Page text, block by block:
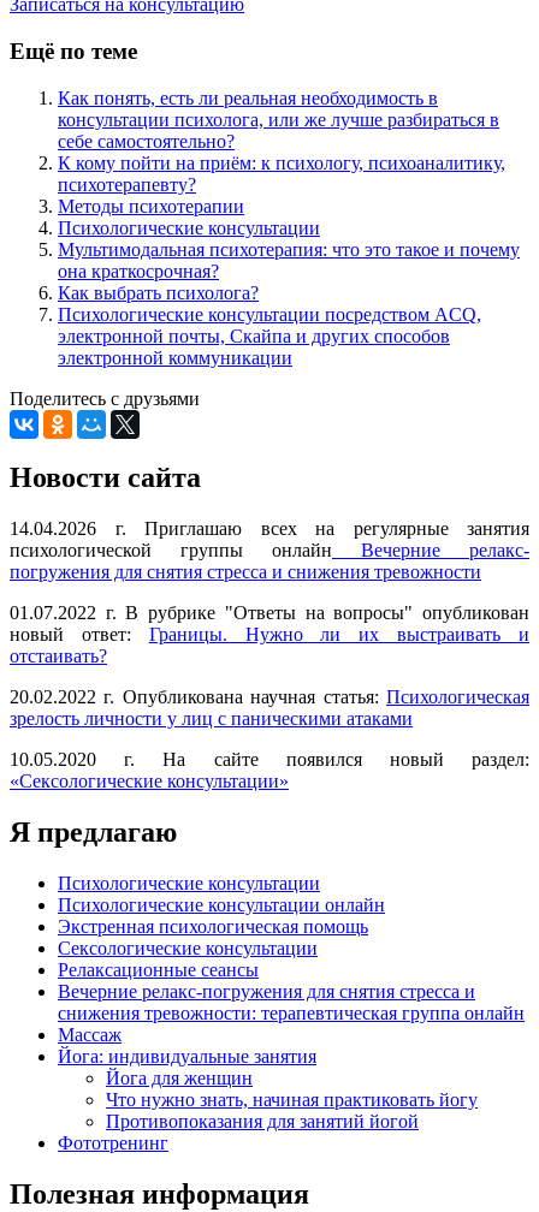
Записаться на консультацию
Ещё по теме
Как понять, есть ли реальная необходимость в
консультации психолога, или же лучше разбираться в
себе самостоятельно?
К кому пойти на приём: к психологу, психоаналитику,
психотерапевту?
Методы психотерапии
Психологические консультации
Мультимодальная психотерапия: что это такое и почему
она краткосрочная?
Как выбрать психолога?
Психологические консультации посредством ACQ,
электронной почты, Скайпа и других способов
электронной коммуникации
Поделитесь с друзьями
Новости сайта
14.04.2026 г. Приглашаю всех на регулярные занятия
психологической группы онлайн Вечерние релакс-
погружения для снятия стресса и снижения тревожности
01.07.2022 г. В рубрике "Ответы на вопросы" опубликован
новый ответ: Границы. Нужно ли их выстраивать и
отстаивать?
20.02.2022 г. Опубликована научная статья: Психологическая
зрелость личности у лиц с паническими атаками
10.05.2020 г. На сайте появился новый раздел:
«Сексологические консультации»
Я предлагаю
Психологические консультации
Психологические консультации онлайн
Экстренная психологическая помощь
Сексологические консультации
Релаксационные сеансы
Вечерние релакс-погружения для снятия стресса и
снижения тревожности: терапевтическая группа онлайн
Массаж
Йога: индивидуальные занятия
Йога для женщин
Что нужно знать, начиная практиковать йогу
Противопоказания для занятий йогой
Фототренинг
Полезная информация